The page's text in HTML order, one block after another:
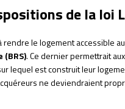
de la loi
rendre le logement accessible
. Ce dernier permettrait
lequel est construit leur
ne deviendraient